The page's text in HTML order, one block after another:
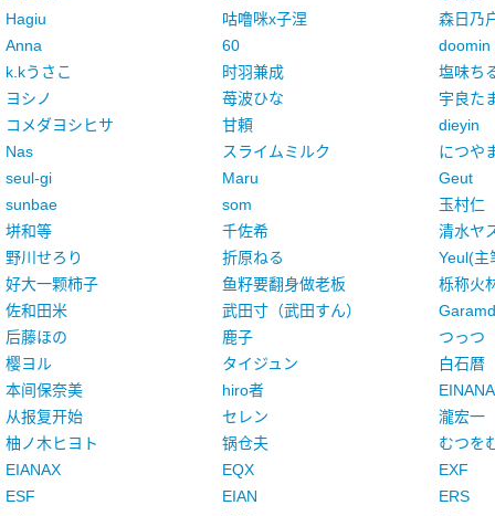
Hagiu
咕噜咪x子涅
森日乃
Anna
60
doomin
k.kうさこ
时羽兼成
塩味ち
ヨシノ
苺波ひな
宇良た
コメダヨシヒサ
甘頼
dieyin
Nas
スライムミルク
につや
seul-gi
Maru
Geut
sunbae
som
玉村仁
垪和等
千佐希
清水ヤ
野川せろり
折原ねる
Yeul(主
好大一颗柿子
鱼籽要翻身做老板
栎称火
佐和田米
武田寸（武田すん）
后藤ほの
鹿子
つっつ
樱ヨル
タイジュン
白石暦
本间保奈美
hiro者
EINANA
从报复开始
セレン
瀧宏一
柚ノ木ヒヨト
锅仓夫
むつを
EIANAX
EQX
EXF
ESF
EIAN
ERS